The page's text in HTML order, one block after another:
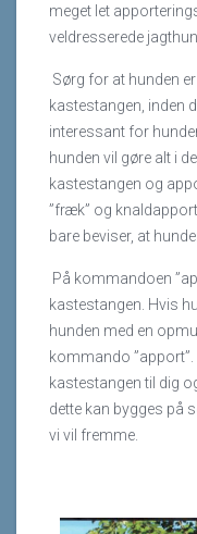
meget let
veldresserede
Sørg for at hunden
kastestangen, inden
interessant for
hunden vil gøre alt i
kastestangen og
”fræk” og
bare beviser, at
På kommandoen
kastestangen. Hvis
hunden med en
kommando
kastestangen til dig
dette kan bygges på
vi vil fremme.